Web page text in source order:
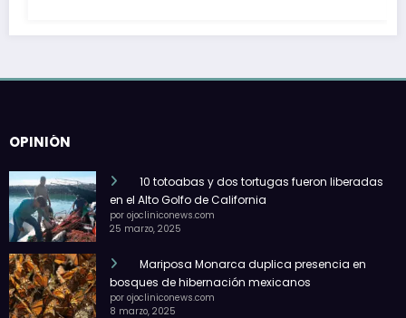
OPINIÓN
10 totoabas y dos tortugas fueron liberadas
en el Alto Golfo de California
por ojocliniconews.com
25 marzo, 2025
Mariposa Monarca duplica presencia en
bosques de hibernación mexicanos
por ojocliniconews.com
8 marzo, 2025